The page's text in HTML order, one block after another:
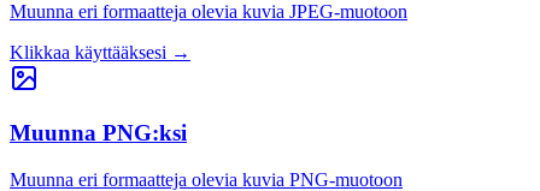
Muunna eri formaatteja olevia kuvia JPEG-muotoon
Klikkaa käyttääksesi →
Muunna PNG:ksi
Muunna eri formaatteja olevia kuvia PNG-muotoon